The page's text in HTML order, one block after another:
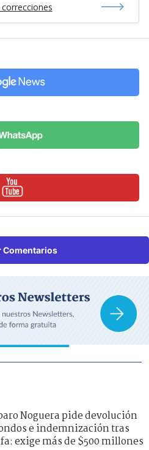
Comentarios
Noguera pide devolución
e indemnización tras
exige más de $500 millones